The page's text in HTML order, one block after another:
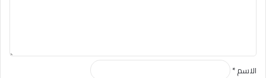
الاسم*